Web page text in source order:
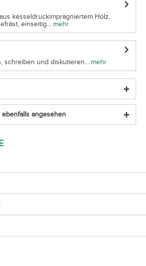
kesseldruckimprägniertem Holz.
einseitig... mehr
schreiben und diskutieren... mehr
ebenfalls angesehen